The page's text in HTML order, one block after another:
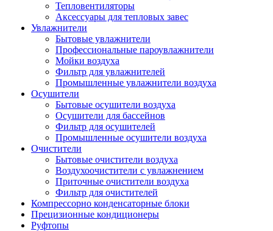
Тепловентиляторы
Аксессуары для тепловых завес
Увлажнители
Бытовые увлажнители
Профессиональные пароувлажнители
Мойки воздуха
Фильтр для увлажнителей
Промышленные увлажнители воздуха
Осушители
Бытовые осушители воздуха
Осушители для бассейнов
Фильтр для осушителей
Промышленные осушители воздуха
Очистители
Бытовые очистители воздуха
Воздухоочистители с увлажнением
Приточные очистители воздуха
Фильтр для очистителей
Компрессорно конденсаторные блоки
Прецизионные кондиционеры
Руфтопы